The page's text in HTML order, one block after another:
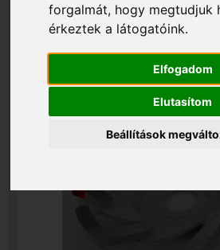
forgalmát, hogy megtudjuk
érkeztek a látogatóink.
Elfogadom
Elutasítom
Beállítások
CCW125ECO-2026
CCW-ECO 125x22,2x5,5 mm
turbo szegmenses